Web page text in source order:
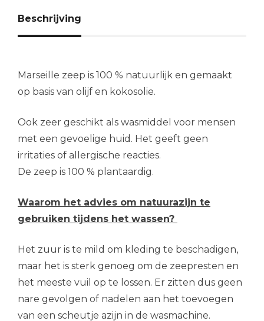
Beschrijving
Marseille zeep is 100 % natuurlijk en gemaakt
op basis van olijf en kokosolie.
Ook zeer geschikt als wasmiddel voor mensen
met een gevoelige huid. Het geeft geen
irritaties of allergische reacties.
De zeep is 100 % plantaardig.
Waarom het advies om natuurazijn te
gebruiken tijdens het wassen?
Het zuur is te mild om kleding te beschadigen,
maar het is sterk genoeg om de zeepresten en
het meeste vuil op te lossen. Er zitten dus geen
nare gevolgen of nadelen aan het toevoegen
van een scheutje azijn in de wasmachine.